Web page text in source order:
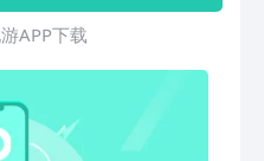
APP下载